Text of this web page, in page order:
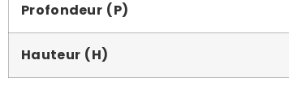
Profondeur (P)
Hauteur (H)